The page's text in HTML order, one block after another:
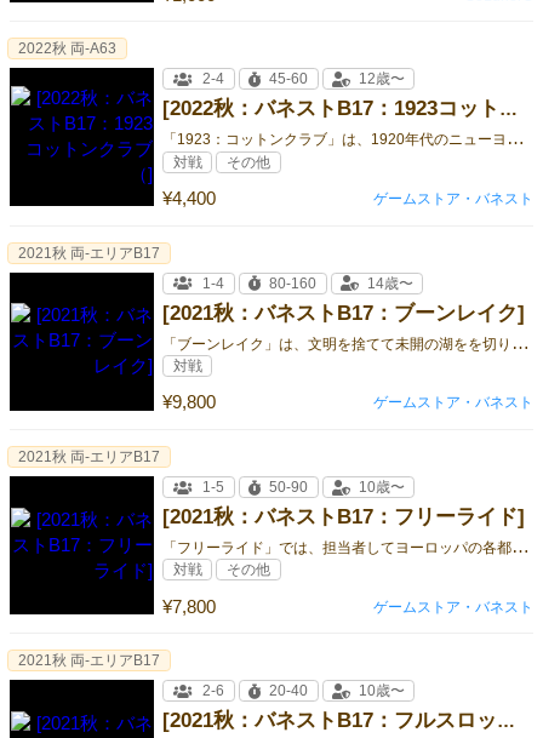
[2022秋：バネストB17：1923コットンクラブ（]
「
1923：コットンクラブ」は、1920年代のニューヨークでナイトクラブを経営し成功させる、ワーカープレイスメントゲームです。
¥4,400
2022秋 両-A63
2-4
45-60 12歳〜
対戦 その他
ゲームストア・バネスト
[2021秋：バネストB17：ブーンレイク]
「
ブーンレイク」は、文明を捨てて未開の湖をを切り開くための、開拓系のエキスパートゲームです。
¥9,800
2021秋 両-エリアB17
1-4
80-160 14歳〜
対戦
ゲームストア・バネスト
[2021秋：バネストB17：フリーライド]
「
フリーライド」では、担当者してヨーロッパの各都市を結ぶ鉄道路線を建設し、各都市への旅客輸送を行います。
¥7,800
2021秋 両-エリアB17
1-5
50-90 10歳〜
対戦 その他
ゲームストア・バネスト
[2021秋：バネストB17：フルスロットル]
2021秋 両-エリアB17
2-6
20-40 10歳〜